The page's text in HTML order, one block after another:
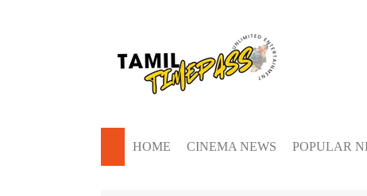
HOME CINEMA NEWS POPULAR